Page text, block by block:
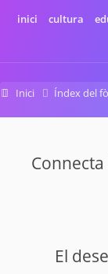
inici cultura
Inici Índex del
El
El